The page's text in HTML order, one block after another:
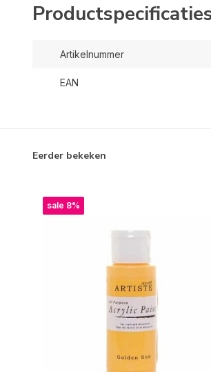
Artikelnummer
EAN
Eerder bekeken
sale 8%